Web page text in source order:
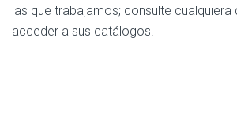
las que trabajamos; consulte cualquiera
acceder a sus catálogos.